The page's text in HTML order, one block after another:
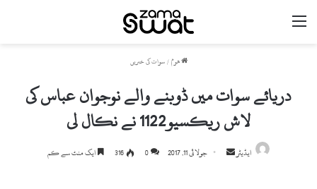
ھوم / سوات کی خبریں
دریائے سوات میں ڈوبنے والے نوجوان عباس کی
لاش ریکسیو1122 نے نکال لی
ایڈیٹر جولائی 11, 2017 0
316 ایک منٹ سے کم